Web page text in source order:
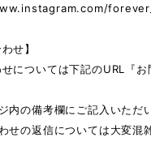
せ】
については下記のURL『お
内の備考欄にご記入いただ
せの返信については大変混